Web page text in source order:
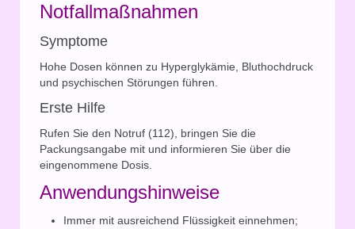
Notfallmaßnahmen
Symptome
Hohe Dosen können zu Hyperglykämie, Bluthochdruck
und psychischen Störungen führen.
Erste Hilfe
Rufen Sie den Notruf (112), bringen Sie die
Packungsangabe mit und informieren Sie über die
eingenommene Dosis.
Anwendungshinweise
Immer mit ausreichend Flüssigkeit einnehmen;